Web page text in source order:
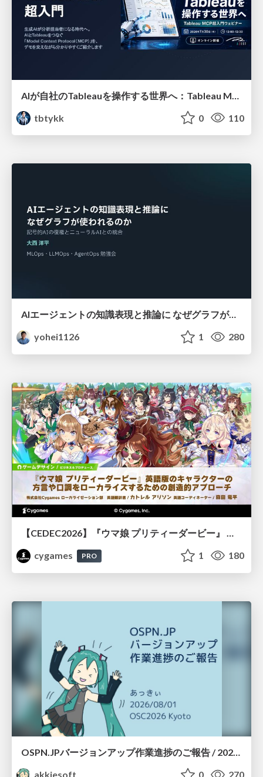
tbtykk
0 110
AIエージェントの知識表現と推論に なぜグラフが使われるのか - 記号的AIの復権とニューラルAIとの統合
yohei1126
1 280
【CEDEC2026】『ウマ娘 プリティーダービー』 英語版のキャラクターの方言や口調をローカライズするための創造的アプローチ
cygames
PRO 1 180
akkiesoft
0 270